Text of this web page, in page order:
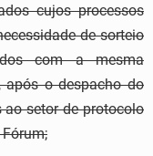
cujos processos
de sorteio
com a mesma
após o despacho do
setor de protocolo